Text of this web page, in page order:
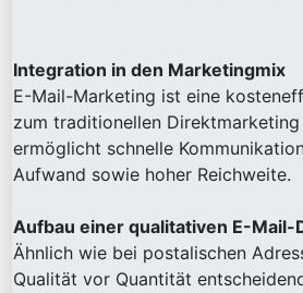
Integration in den Marketingmix
E-Mail-Marketing ist eine
zum traditionellen
ermöglicht schnelle
Aufwand sowie hoher Reichweite.
Aufbau einer qualitativen E-Mail-
Ähnlich wie bei postalischen
Qualität vor Quantität